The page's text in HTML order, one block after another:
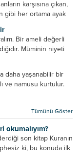
fayda da vermez....
karşısına çıkan,
gibi her ortama ayak
yanında mümin gibi
Bir ameli değerli
Müminin niyeti
Gösteriş için
daha yaşanabilir bir
ve namusu kurtulur.
kurtulur....
Tümünü Göster
okumalıyım?
son kitap Kuranın
ki, bu konuda ilk